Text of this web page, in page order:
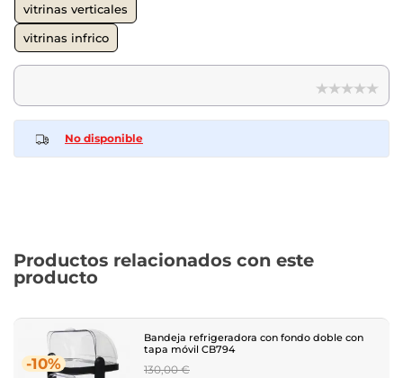
vitrinas verticales
vitrinas infrico
No disponible
Productos relacionados con este
producto
-10%
Bandeja refrigeradora con fondo doble con
tapa móvil CB794
Regular
130,00 €